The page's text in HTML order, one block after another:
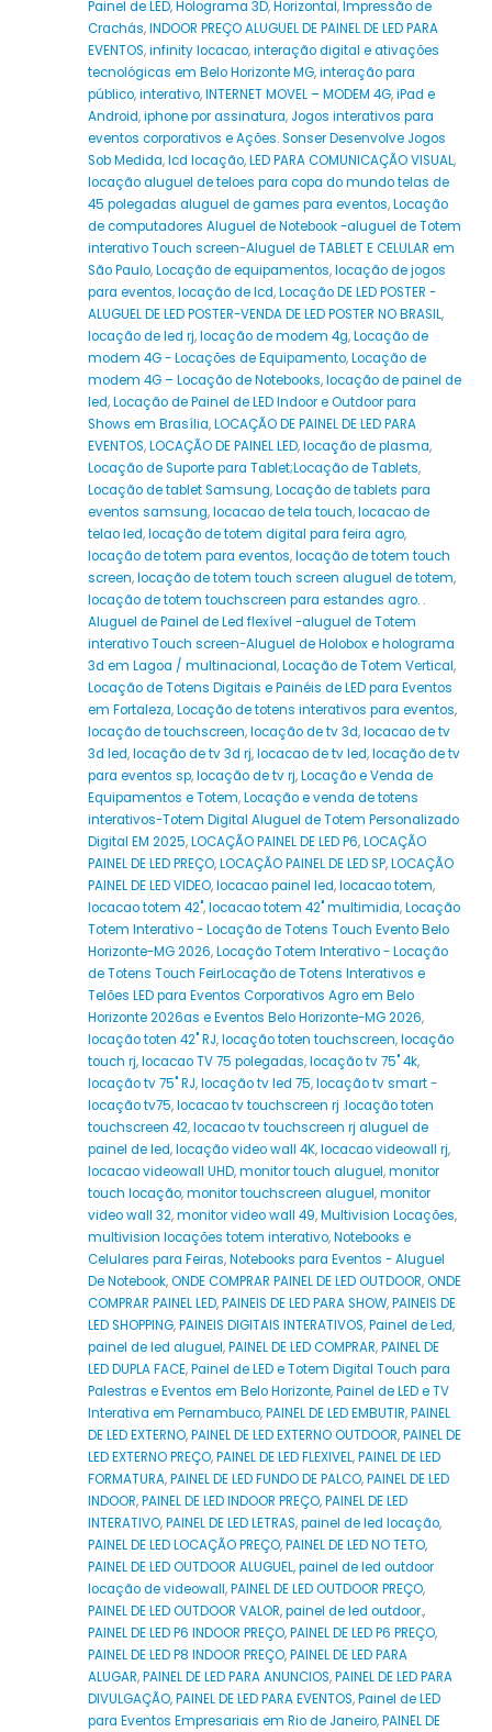
Painel de LED,Holograma 3D,Horizontal,Impressão de
Crachás,INDOOR PREÇO ALUGUEL DE PAINEL DE LED PARA
EVENTOS,infinity locacao,interação digital e ativações
tecnológicas em Belo Horizonte MG,interação para
público,interativo,INTERNET MOVEL – MODEM 4G,iPad e
Android,iphone por assinatura, Jogos interativos para
eventos corporativos e Ações. Sonser Desenvolve Jogos
Sob Medida,lcd locação,LED PARA COMUNICAÇÃO VISUAL,
locação aluguel de teloes para copa do mundo telas de
45 polegadas aluguel de games para eventos,Locação
de computadores Aluguel de Notebook -aluguel de Totem
interativo Touch screen-Aluguel de TABLET E CELULAR em
São Paulo,Locação de equipamentos,locação de jogos
para eventos,locação de lcd,Locação DE LED POSTER -
ALUGUEL DE LED POSTER-VENDA DE LED POSTER NO BRASIL,
locação de led rj,locação de modem 4g,Locação de
modem 4G - Locações de Equipamento,Locação de
modem 4G – Locação de Notebooks,locação de painel de
led,Locação de Painel de LED Indoor e Outdoor para
Shows em Brasília,LOCAÇÃO DE PAINEL DE LED PARA
EVENTOS,LOCAÇÃO DE PAINEL LED,locação de plasma,
Locação de Suporte para Tablet;Locação de Tablets,
Locação de tablet Samsung,Locação de tablets para
eventos samsung,locacao de tela touch,locacao de
telao led,locação de totem digital para feira agro,
locação de totem para eventos,locação de totem touch
screen,locação de totem touch screen aluguel de totem,
locação de totem touchscreen para estandes agro. .
Aluguel de Painel de Led flexível -aluguel de Totem
interativo Touch screen-Aluguel de Holobox e holograma
3d em Lagoa / multinacional,Locação de Totem Vertical,
Locação de Totens Digitais e Painéis de LED para Eventos
em Fortaleza,Locação de totens interativos para eventos,
locação de touchscreen,locação de tv 3d,locacao de tv
3d led,locação de tv 3d rj,locacao de tv led,locação de tv
para eventos sp,locação de tv rj,Locação e Venda de
Equipamentos e Totem,Locação e venda de totens
interativos-Totem Digital Aluguel de Totem Personalizado
Digital EM 2025,LOCAÇÃO PAINEL DE LED P6,LOCAÇÃO
PAINEL DE LED PREÇO,LOCAÇÃO PAINEL DE LED SP,LOCAÇÃO
PAINEL DE LED VIDEO,locacao painel led,locacao totem,
locacao totem 42",locacao totem 42" multimidia,Locação
Totem Interativo - Locação de Totens Touch Evento Belo
Horizonte-MG 2026,Locação Totem Interativo - Locação
de Totens Touch FeirLocação de Totens Interativos e
Telões LED para Eventos Corporativos Agro em Belo
Horizonte 2026as e Eventos Belo Horizonte-MG 2026,
locação toten 42" RJ,locação toten touchscreen,locação
touch rj,locacao TV 75 polegadas,locação tv 75" 4k,
locação tv 75" RJ,locação tv led 75,locação tv smart -
locação tv75,locacao tv touchscreen rj .locação toten
touchscreen 42,locacao tv touchscreen rj aluguel de
painel de led,locação video wall 4K,locacao videowall rj,
locacao videowall UHD,monitor touch aluguel,monitor
touch locação,monitor touchscreen aluguel,monitor
video wall 32,monitor video wall 49,Multivision Locações,
multivision locações totem interativo,Notebooks e
Celulares para Feiras,Notebooks para Eventos - Aluguel
De Notebook,ONDE COMPRAR PAINEL DE LED OUTDOOR,ONDE
COMPRAR PAINEL LED,PAINEIS DE LED PARA SHOW,PAINEIS DE
LED SHOPPING,PAINEIS DIGITAIS INTERATIVOS,Painel de Led,
painel de led aluguel,PAINEL DE LED COMPRAR,PAINEL DE
LED DUPLA FACE,Painel de LED e Totem Digital Touch para
Palestras e Eventos em Belo Horizonte,Painel de LED e TV
Interativa em Pernambuco,PAINEL DE LED EMBUTIR,PAINEL
DE LED EXTERNO,PAINEL DE LED EXTERNO OUTDOOR,PAINEL DE
LED EXTERNO PREÇO,PAINEL DE LED FLEXIVEL,PAINEL DE LED
FORMATURA,PAINEL DE LED FUNDO DE PALCO,PAINEL DE LED
INDOOR,PAINEL DE LED INDOOR PREÇO,PAINEL DE LED
INTERATIVO,PAINEL DE LED LETRAS,painel de led locação,
PAINEL DE LED LOCAÇÃO PREÇO,PAINEL DE LED NO TETO,
PAINEL DE LED OUTDOOR ALUGUEL,painel de led outdoor
locação de videowall,PAINEL DE LED OUTDOOR PREÇO,
PAINEL DE LED OUTDOOR VALOR,painel de led outdoor.,
PAINEL DE LED P6 INDOOR PREÇO,PAINEL DE LED P6 PREÇO,
PAINEL DE LED P8 INDOOR PREÇO,PAINEL DE LED PARA
ALUGAR,PAINEL DE LED PARA ANUNCIOS,PAINEL DE LED PARA
DIVULGAÇÃO,PAINEL DE LED PARA EVENTOS,Painel de LED
para Eventos Empresariais em Rio de Janeiro,PAINEL DE